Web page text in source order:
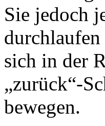
Sie jedoch
sich in der
„zurück“-
bewegen.